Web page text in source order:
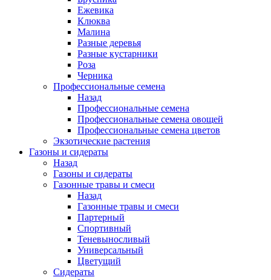
Ежевика
Клюква
Малина
Разные деревья
Разные кустарники
Роза
Черника
Профессиональные семена
Назад
Профессиональные семена
Профессиональные семена овощей
Профессиональные семена цветов
Экзотические растения
Газоны и сидераты
Назад
Газоны и сидераты
Газонные травы и смеси
Назад
Газонные травы и смеси
Партерный
Спортивный
Теневыносливый
Универсальный
Цветущий
Сидераты